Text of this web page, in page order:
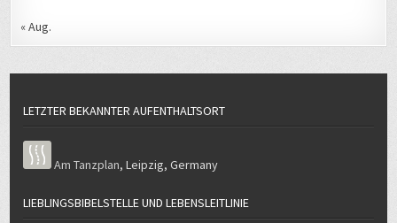
« Aug.
LETZTER BEKANNTER AUFENTHALTSORT
Am Tanzplan,Leipzig,Germany
LIEBLINGSBIBELSTELLE UND LEBENSLEITLINIE